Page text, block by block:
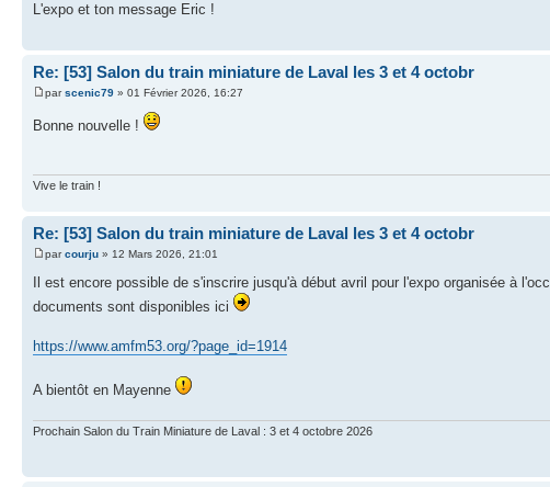
L'expo et ton message Eric !
Re: [53] Salon du train miniature de Laval les 3 et 4 octobr
parscenic79 » 01 Février 2026, 16:27
Bonne nouvelle !
Vive le train !
Re: [53] Salon du train miniature de Laval les 3 et 4 octobr
parcourju » 12 Mars 2026, 21:01
Il est encore possible de s'inscrire jusqu'à début avril pour l'expo organisée à
documents sont disponibles ici
https://www.amfm53.org/?page_id=1914
A bientôt en Mayenne
Prochain Salon du Train Miniature de Laval : 3 et 4 octobre 2026